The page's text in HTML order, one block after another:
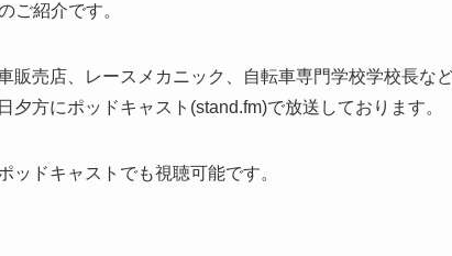
ご紹介です。
売店、レースメカニック、自転車専門学校学校長な
方にポッドキャスト(stand.fm)で放送しております。
ッドキャストでも視聴可能です。